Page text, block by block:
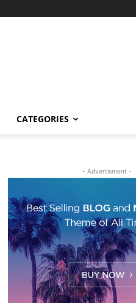
CATEGORIES
- Advertisment -